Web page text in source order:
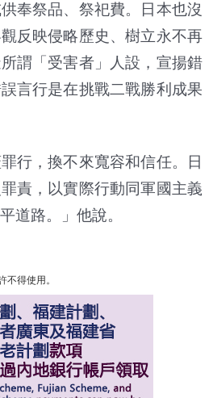
奉祭品、祭祀費。日本也沒
反映侵略歷史、樹立永不再
謂「受害者」人設，宣揚錯
言行是在挑戰二戰勝利成果
行，換不來寬容和信任。日
責，以實際行動同軍國主義
道路。」他說。
不得使用。